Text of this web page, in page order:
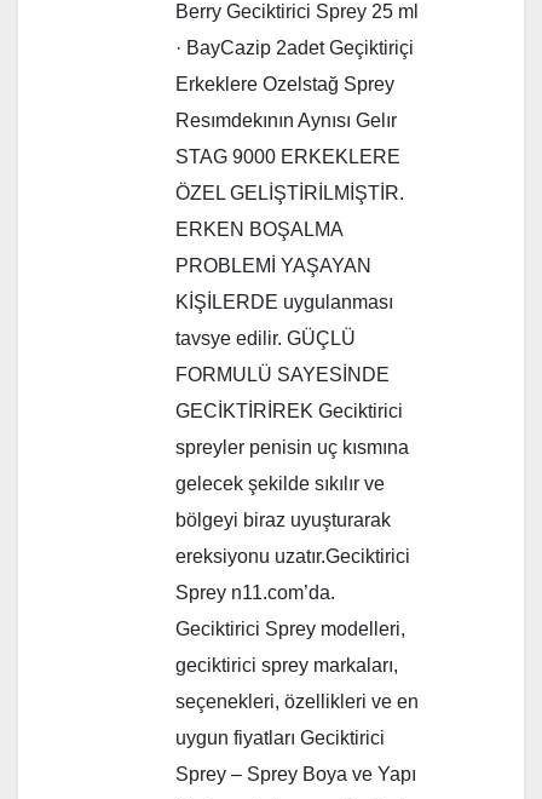
Berry Geciktirici Sprey 25 ml
· BayCazip 2adet Geçiktiriçi
Erkeklere Ozelstağ Sprey
Resımdekının Aynısı Gelır
STAG 9000 ERKEKLERE
ÖZEL GELİŞTİRİLMİŞTİR.
ERKEN BOŞALMA
PROBLEMİ YAŞAYAN
KİŞİLERDE uygulanması
tavsye edilir. GÜÇLÜ
FORMULÜ SAYESİNDE
GECİKTİRİREK Geciktirici
spreyler penisin uç kısmına
gelecek şekilde sıkılır ve
bölgeyi biraz uyuşturarak
ereksiyonu uzatır.Geciktirici
Sprey n11.com’da.
Geciktirici Sprey modelleri,
geciktirici sprey markaları,
seçenekleri, özellikleri ve en
uygun fiyatları Geciktirici
Sprey – Sprey Boya ve Yapı